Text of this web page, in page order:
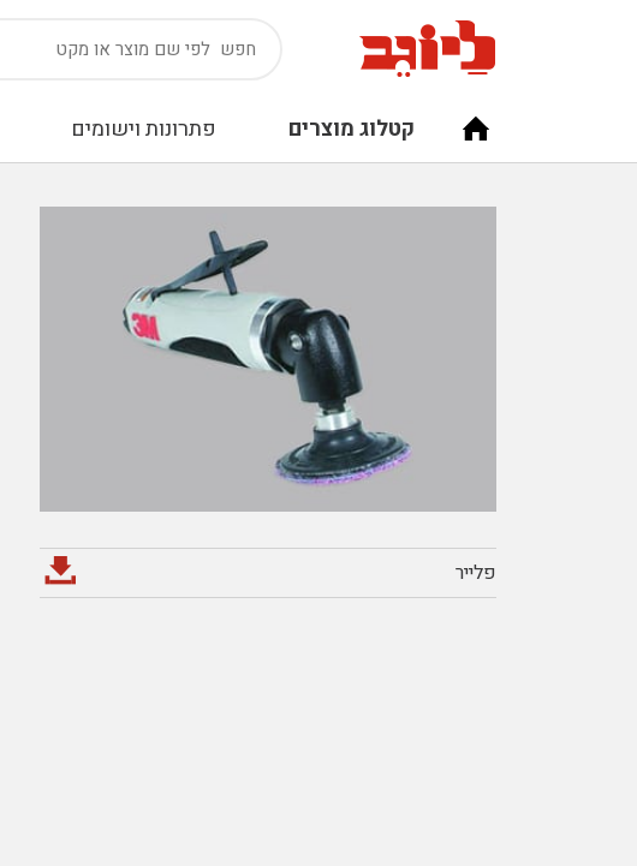
קטלוג מוצרים פתרונות וישומים
פלייר